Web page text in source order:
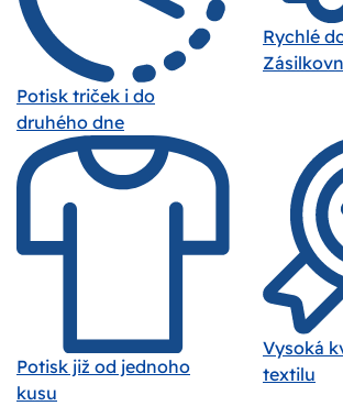
Potisk triček i do
druhého dne
Rychlé
Potisk již od jednoho
kusu
Vysoká
textilu